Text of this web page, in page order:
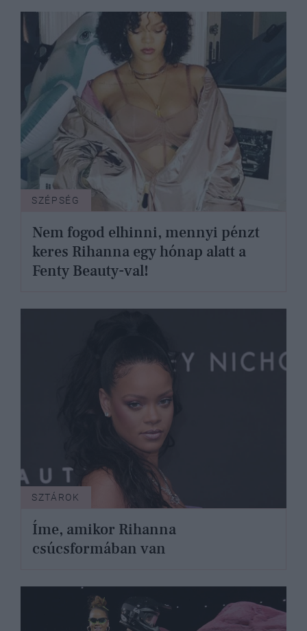
SZÉPSÉG
Nem fogod elhinni, mennyi pénzt
keres Rihanna egy hónap alatt a
Fenty Beauty-val!
SZTÁROK
Íme, amikor Rihanna
csúcsformában van